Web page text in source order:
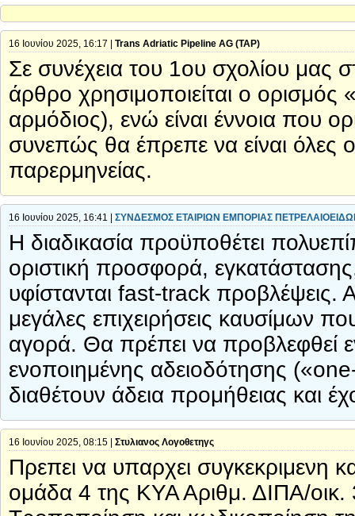
16 Ιουνίου 2025, 16:17 | Trans Adriatic Pipeline AG (TAP)
Σε συνέχεια του 1ου σχολίου μας
άρθρο χρησιμοποιείται ο ορισμός
αρμόδιος), ενώ είναι έννοια που
συνεπώς θα έπρεπε να είναι όλες
παρερμηνείας.
16 Ιουνίου 2025, 16:41 | ΣΥΝΔΕΣΜΟΣ ΕΤΑΙΡΙΩΝ ΕΜΠΟΡΙΑΣ
Η διαδικασία προϋποθέτει
οριστική προσφορά,
υφίστανται fast-track προβλέψεις.
μεγάλες επιχειρήσεις καυσίμων
αγορά. Θα πρέπει να προβλεφθεί
ενοποιημένης αδειοδότησης
διαθέτουν άδεια προμήθειας και
16 Ιουνίου 2025, 08:15 | Στυλιανος Λογοθετηγς
Πρεπει να υπαρχει συγκεκριμενη
ομάδα 4 της ΚΥΑ Αριθμ. ΔΙΠΑ/οικ.